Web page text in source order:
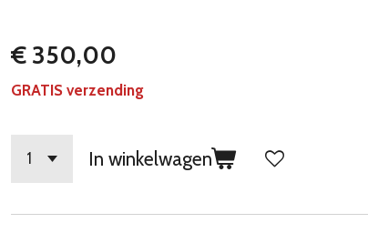
€ 350,00
GRATIS verzending
In winkelwagen